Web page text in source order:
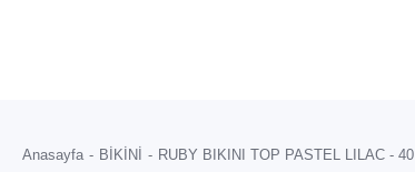
Anasayfa BİKİNİ RUBY BIKINI TOP PASTEL LILAC - 40